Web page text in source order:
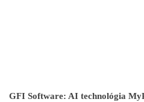
GFI Software: AI technológia